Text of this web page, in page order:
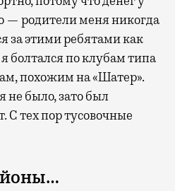
— родители меня никогда
за этими ребятами как
болтался по клубам типа
похожим на «Шатер».
не было, зато был
тех пор тусовочные